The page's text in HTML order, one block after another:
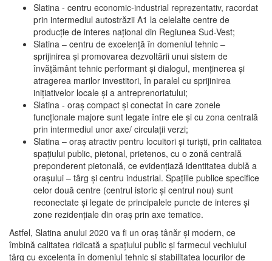
Slatina - centru economic-industrial reprezentativ, racordat
prin intermediul autostrăzii A1 la celelalte centre de
producţie de interes naţional din Regiunea Sud-Vest;
Slatina – centru de excelenţă în domeniul tehnic –
sprijinirea şi promovarea dezvoltării unui sistem de
învăţământ tehnic performant şi dialogul, menţinerea şi
atragerea marilor investitori, în paralel cu sprijinirea
iniţiativelor locale şi a antreprenoriatului;
Slatina - oraş compact şi conectat în care zonele
funcţionale majore sunt legate între ele şi cu zona centrală
prin intermediul unor axe/ circulații verzi;
Slatina – oraş atractiv pentru locuitori şi turişti, prin calitatea
spaţiului public, pietonal, prietenos, cu o zonă centrală
preponderent pietonală, ce evidenţiază identitatea dublă a
oraşului – târg şi centru industrial. Spaţiile publice specifice
celor două centre (centrul istoric şi centrul nou) sunt
reconectate şi legate de principalele puncte de interes şi
zone rezidenţiale din oraş prin axe tematice.
Astfel, Slatina anului 2020 va fi un oraş tânăr şi modern, ce
îmbină calitatea ridicată a spaţiului public şi farmecul vechiului
târg cu excelenţa în domeniul tehnic şi stabilitatea locurilor de